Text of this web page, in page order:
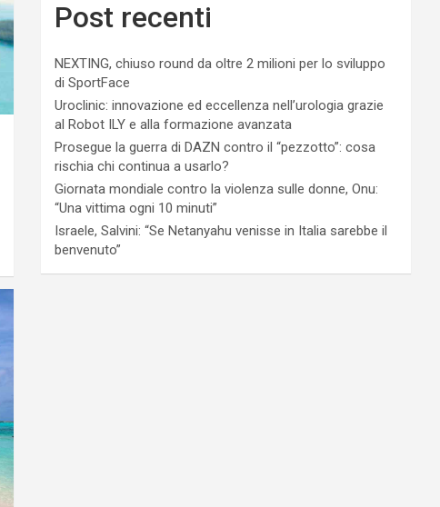
Post recenti
NEXTING, chiuso round da oltre 2 milioni per lo sviluppo
di SportFace
Uroclinic: innovazione ed eccellenza nell’urologia grazie
al Robot ILY e alla formazione avanzata
Prosegue la guerra di DAZN contro il “pezzotto”: cosa
rischia chi continua a usarlo?
Giornata mondiale contro la violenza sulle donne, Onu:
“Una vittima ogni 10 minuti”
Israele, Salvini: “Se Netanyahu venisse in Italia sarebbe il
benvenuto”